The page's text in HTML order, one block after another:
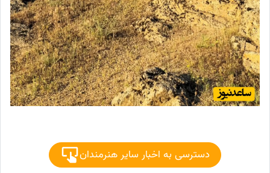
دسترسی به اخبار سایر هنرمندان